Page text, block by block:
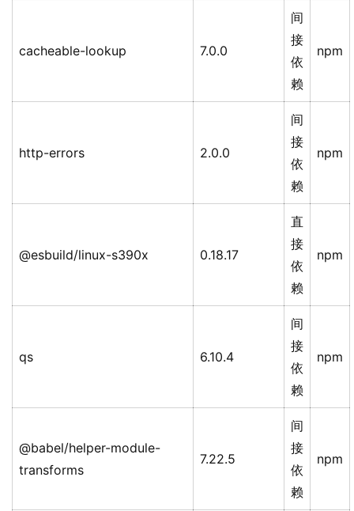
cacheable-lookup 7.0.0
间
接
依
赖
npm
http-errors 2.0.0
间
接
依
赖
npm
@esbuild/linux-s390x 0.18.17
直
接
依
赖
npm
qs 6.10.4
间
接
依
赖
npm
@babel/helper-module-
transforms
7.22.5
间
接
依
赖
npm